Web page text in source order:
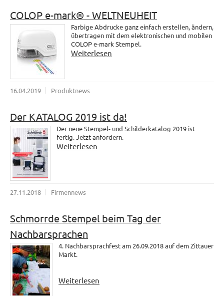
COLOP e-mark® - WELTNEUHEIT
Farbige Abdrucke ganz einfach erstellen, ändern,
übertragen mit dem elektronischen und mobilen
COLOP e-mark Stempel.
Weiterlesen
16.04.2019 Produktnews
Der KATALOG 2019 ist da!
Der neue Stempel- und Schilderkatalog 2019 ist
fertig. Jetzt anfordern.
Weiterlesen
27.11.2018 Firmennews
Schmorrde Stempel beim Tag der
Nachbarsprachen
4. Nachbarsprachfest am 26.09.2018 auf dem Zittauer
Markt.
Weiterlesen